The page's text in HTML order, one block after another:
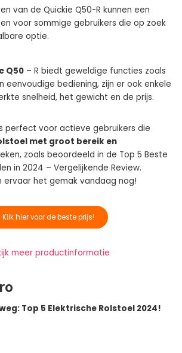
van de Quickie Q50-R kunnen een
voor sommige gebruikers die op zoek
optie.
Q50 – R biedt geweldige functies zoals
eenvoudige bediening, zijn er ook enkele
snelheid, het gewicht en de prijs.
perfect voor actieve gebruikers die
met groot bereik en
zoals beoordeeld in de Top 5 Beste
in 2024 – Vergelijkende Review.
ervaar het gemak vandaag nog!
Klik hier voor de beste prijs!
meer productinformatie
Top 5 Elektrische Rolstoel 2024!